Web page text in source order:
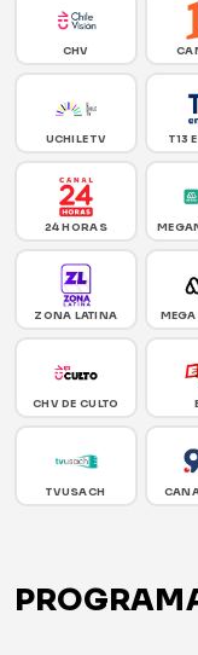
CHV
UCHILE TV T13
24 HORAS
ZONA LATINA
CHV DE CULTO
TVUSACH